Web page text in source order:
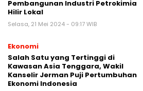
Pembangunan Industri Petrokimia
Hilir Lokal
Selasa, 21 Mei 2024 - 09:17 WIB
Ekonomi
Salah Satu yang Tertinggi di
Kawasan Asia Tenggara, Wakil
Kanselir Jerman Puji Pertumbuhan
Ekonomi Indonesia